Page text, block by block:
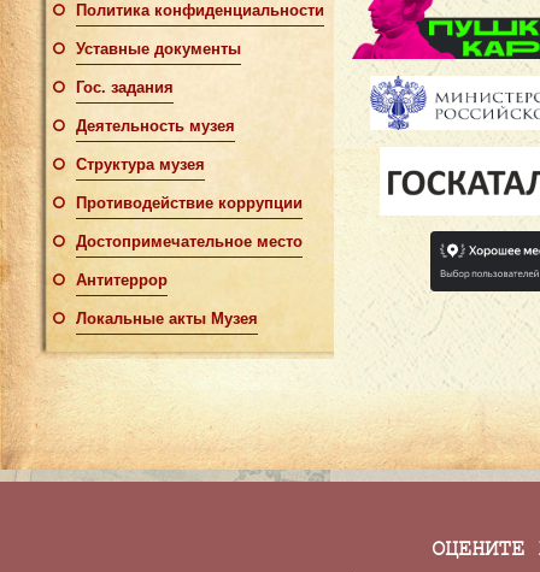
Политика конфиденциальности
Уставные документы
Гос. задания
Деятельность музея
Структура музея
Противодействие коррупции
Достопримечательное место
Антитеррор
Локальные акты Музея
ОЦЕНИТЕ